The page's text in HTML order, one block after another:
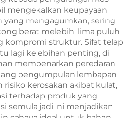
mengekalkan keupayaan
yang mengagumkan, sering
berat melebihi lima puluh
kompromi struktur. Sifat telap
lagi kelebihan penting, di
membenarkan peredaran
pengumpulan lembapan
risiko kerosakan akibat kulat,
terhadap produk yang
semula jadi ini menjadikan